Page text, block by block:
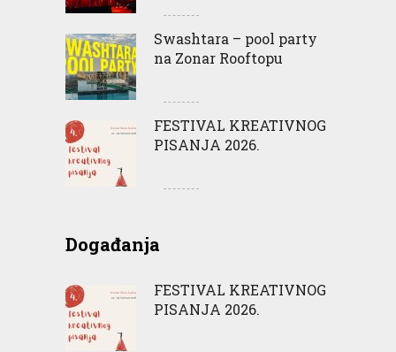
Swashtara – pool party
na Zonar Rooftopu
FESTIVAL KREATIVNOG
PISANJA 2026.
Događanja
FESTIVAL KREATIVNOG
PISANJA 2026.